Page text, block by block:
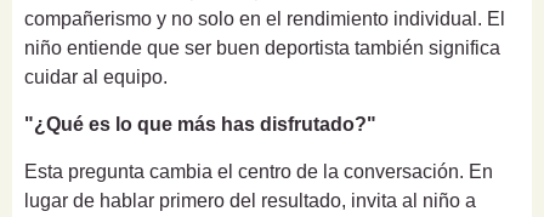
compañerismo y no solo en el rendimiento individual. El
niño entiende que ser buen deportista también significa
cuidar al equipo.
"¿Qué es lo que más has disfrutado?"
Esta pregunta cambia el centro de la conversación. En
lugar de hablar primero del resultado, invita al niño a